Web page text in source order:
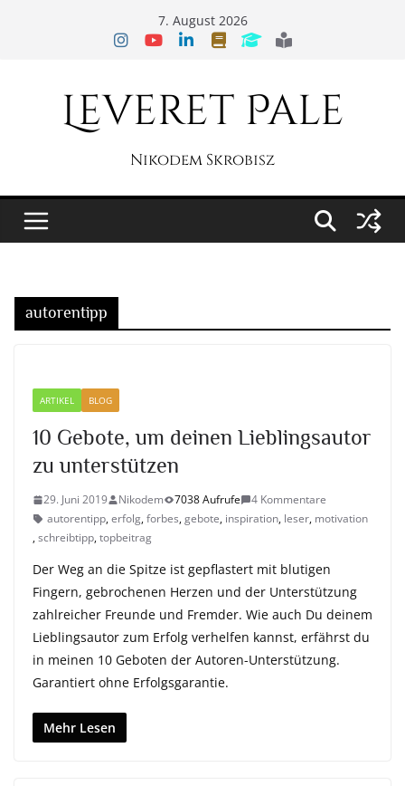
7. August 2026
Leveret Pale
Nikodem Skrobisz
autorentipp
ARTIKEL BLOG
10 Gebote, um deinen Lieblingsautor
zu unterstützen
29. Juni 2019 Nikodem 7038 Aufrufe
4 Kommentare
autorentipp,erfolg,forbes,gebote, inspiration, leser, motivation
,schreibtipp,topbeitrag
Der Weg an die Spitze ist gepflastert mit blutigen
Fingern, gebrochenen Herzen und der Unterstützung
zahlreicher Freunde und Fremder. Wie auch Du deinem
Lieblingsautor zum Erfolg verhelfen kannst, erfährst du
in meinen 10 Geboten der Autoren-Unterstützung.
Garantiert ohne Erfolgsgarantie.
Mehr Lesen